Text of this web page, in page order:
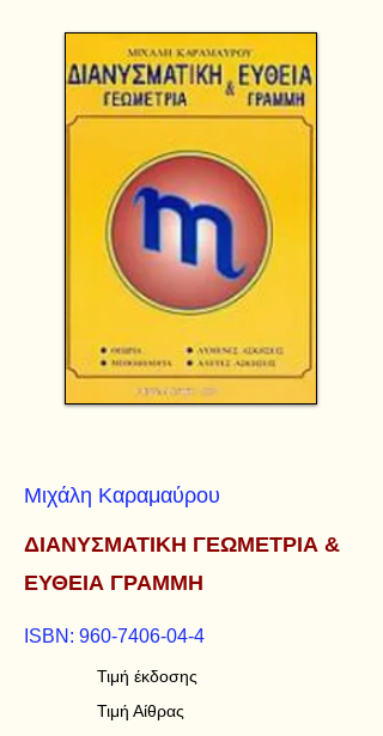
Μιχάλη Καραμαύρου
ΔΙΑΝΥΣΜΑΤΙΚΗ ΓΕΩΜΕΤΡΙΑ &
ΕΥΘΕΙΑ ΓΡΑΜΜΗ
ISBN: 960-7406-04-4
Τιμή έκδοσης
Τιμή Αίθρας